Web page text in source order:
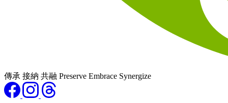
傳承 接納 共融 Preserve Embrace Synergize